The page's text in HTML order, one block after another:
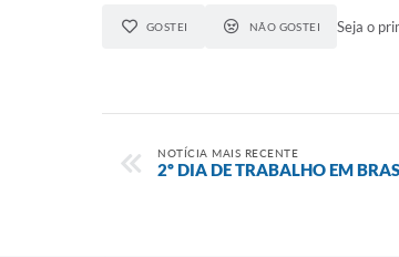
GOSTEI NÃO GOSTEI Seja o
NOTÍCIA MAIS RECENTE
2º DIA DE TRABALHO EM